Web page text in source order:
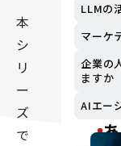
本
シ
リ
ー
ズ
で
LLMの
マーケ
企業の
ますか
AIエー